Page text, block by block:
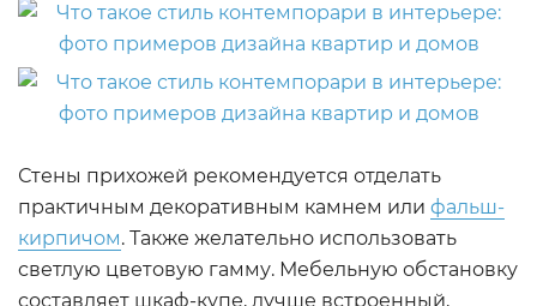
Стены прихожей рекомендуется отделать
практичным декоративным камнем или фальш-
кирпичом. Также желательно использовать
светлую цветовую гамму. Мебельную обстановку
составляет шкаф-купе, лучше встроенный,